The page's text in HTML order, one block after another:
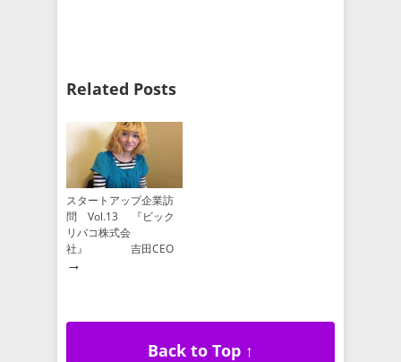
Related Posts
スタートアップ企業訪
問 Vol.13 『ビック
リバコ株式会
社』 吉田CEO
→
Back to Top ↑